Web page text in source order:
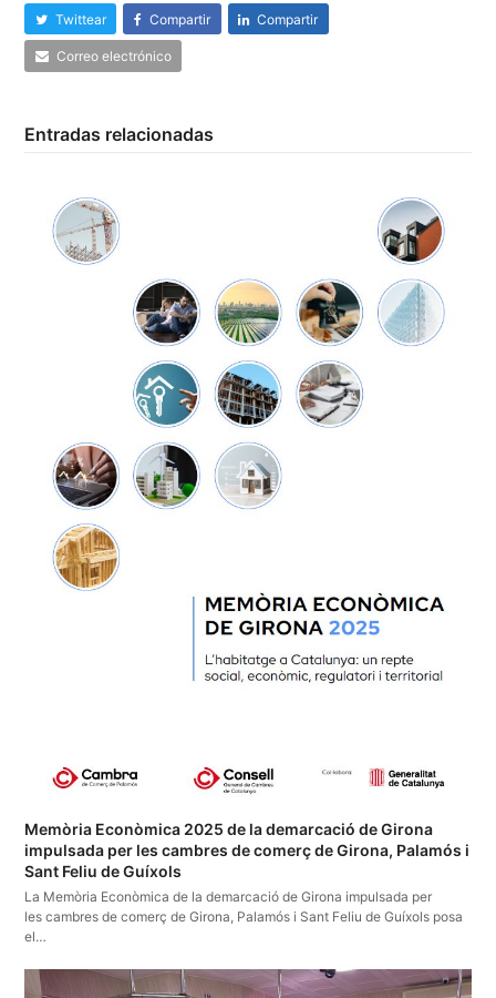
Twittear Compartir Compartir
Correo electrónico
Entradas relacionadas
Memòria Econòmica 2025 de la demarcació de Girona
impulsada per les cambres de comerç de Girona, Palamós i
Sant Feliu de Guíxols
La Memòria Econòmica de la demarcació de Girona impulsada per
les cambres de comerç de Girona, Palamós i Sant Feliu de Guíxols posa
el…